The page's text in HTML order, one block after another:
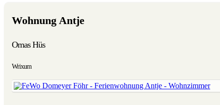
Wohnung Antje
Omas Hüs
Wrixum